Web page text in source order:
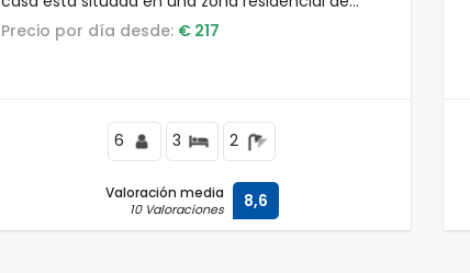
playa y a 2 km de la playa La Barraca, Xàbia.
Precio por día desde: € 217
6 3 2
Valoración media
10 Valoraciones 8,6